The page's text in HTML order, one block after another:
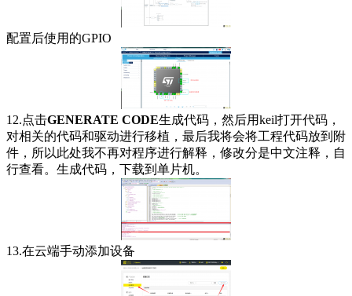
配置后使用的GPIO
12.点击GENERATE CODE生成代码，然后用keil打开代码，
对相关的代码和驱动进行移植，最后我将会将工程代码放到附
件，所以此处我不再对程序进行解释，修改分是中文注释，自
行查看。生成代码，下载到单片机。
13.在云端手动添加设备